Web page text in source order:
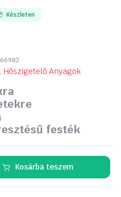
Készleten
Hőszigetelő Anyagok
festék
Kosárba teszem